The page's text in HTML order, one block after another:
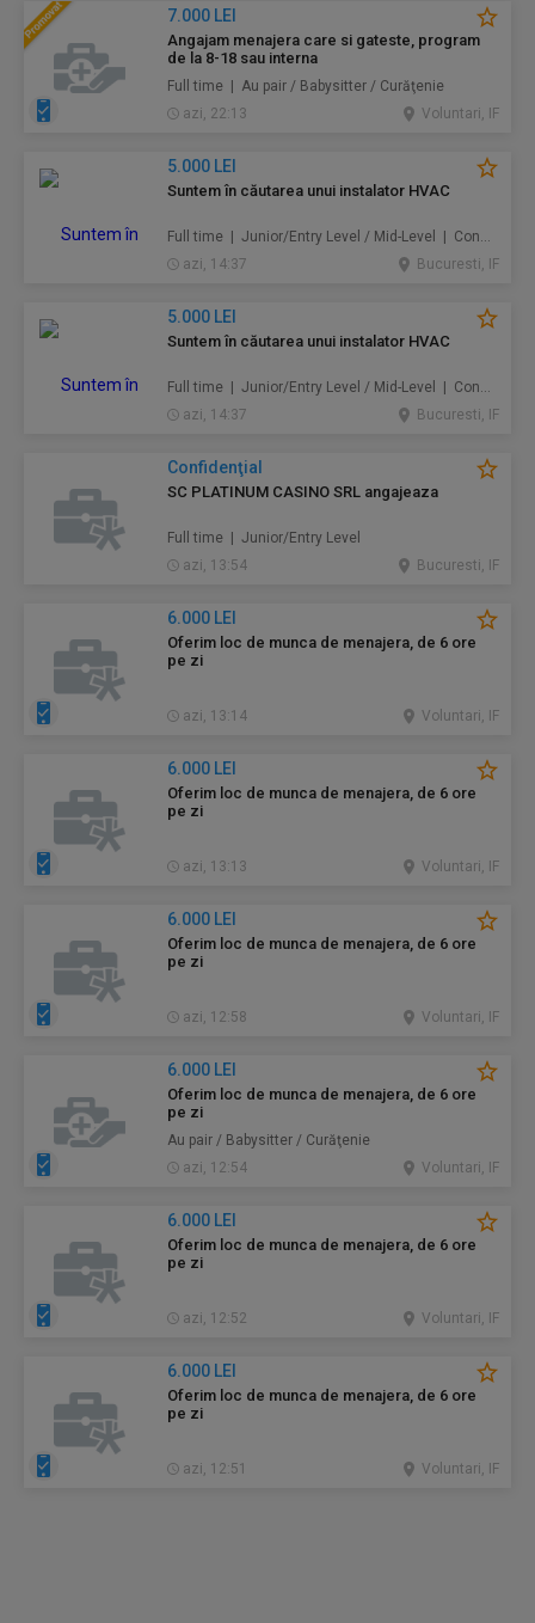
7.000 LEI
Angajam menajera care si gateste, program
de la 8-18 sau interna
Full time | Au pair / Babysitter / Curăţenie
azi, 22:13
Voluntari, IF
5.000 LEI
Suntem în căutarea unui instalator HVAC
Full time | Junior/Entry Level / Mid-Level | Construcţii / Amenajări
azi, 14:37
Bucuresti, IF
5.000 LEI
Suntem în căutarea unui instalator HVAC
Full time | Junior/Entry Level / Mid-Level | Construcţii / Amenajări
azi, 14:37
Bucuresti, IF
Confidenţial
SC PLATINUM CASINO SRL angajeaza
Full time | Junior/Entry Level
azi, 13:54
Bucuresti, IF
6.000 LEI
Oferim loc de munca de menajera, de 6 ore
pe zi
azi, 13:14 Voluntari, IF
6.000 LEI
Oferim loc de munca de menajera, de 6 ore
pe zi
azi, 13:13 Voluntari, IF
6.000 LEI
Oferim loc de munca de menajera, de 6 ore
pe zi
azi, 12:58 Voluntari, IF
6.000 LEI
Oferim loc de munca de menajera, de 6 ore
pe zi
Au pair / Babysitter / Curăţenie
azi, 12:54
Voluntari, IF
6.000 LEI
Oferim loc de munca de menajera, de 6 ore
pe zi
azi, 12:52 Voluntari, IF
6.000 LEI
Oferim loc de munca de menajera, de 6 ore
pe zi
azi, 12:51 Voluntari, IF